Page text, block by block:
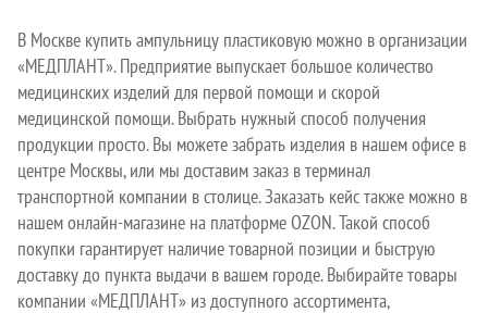
В Москве купить ампульницу пластиковую можно в организации
«МЕДПЛАНТ». Предприятие выпускает большое количество
медицинских изделий для первой помощи и скорой
медицинской помощи. Выбрать нужный способ получения
продукции просто. Вы можете забрать изделия в нашем офисе в
центре Москвы, или мы доставим заказ в терминал
транспортной компании в столице. Заказать кейс также можно в
нашем онлайн-магазине на платформе OZON. Такой способ
покупки гарантирует наличие товарной позиции и быструю
доставку до пункта выдачи в вашем городе. Выбирайте товары
компании «МЕДПЛАНТ» из доступного ассортимента,